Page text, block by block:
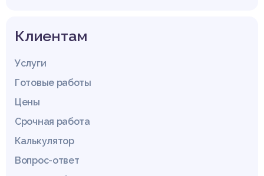
Клиентам
Услуги
Готовые работы
Цены
Срочная работа
Калькулятор
Вопрос-ответ